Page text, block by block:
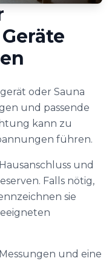
oder Sauna
und passende
kann zu
führen.
und
Falls nötig,
sie
und eine